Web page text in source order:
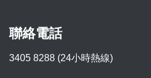
聯絡電話
3405 8288 (24小時熱線)